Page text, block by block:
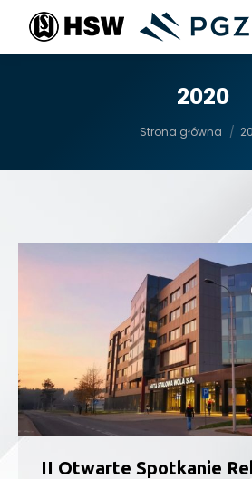
2020
Strona główna
II Otwarte Spotkanie